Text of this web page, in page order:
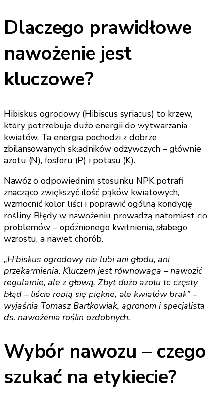
Dlaczego prawidłowe
nawożenie jest
kluczowe?
Hibiskus ogrodowy (Hibiscus syriacus) to krzew,
który potrzebuje dużo energii do wytwarzania
kwiatów. Ta energia pochodzi z dobrze
zbilansowanych składników odżywczych – głównie
azotu (N), fosforu (P) i potasu (K).
Nawóz o odpowiednim stosunku NPK potrafi
znacząco zwiększyć ilość pąków kwiatowych,
wzmocnić kolor liści i poprawić ogólną kondycję
rośliny. Błędy w nawożeniu prowadzą natomiast do
problemów – opóźnionego kwitnienia, słabego
wzrostu, a nawet chorób.
„Hibiskus ogrodowy nie lubi ani głodu, ani
przekarmienia. Kluczem jest równowaga – nawozić
regularnie, ale z głową. Zbyt dużo azotu to częsty
błąd – liście robią się piękne, ale kwiatów brak” –
wyjaśnia Tomasz Bartkowiak, agronom i specjalista
ds. nawożenia roślin ozdobnych.
Wybór nawozu – czego
szukać na etykiecie?